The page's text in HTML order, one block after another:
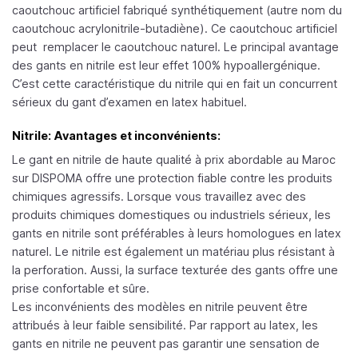
caoutchouc artificiel fabriqué synthétiquement (autre nom du
caoutchouc acrylonitrile-butadiène). Ce caoutchouc artificiel
peut remplacer le caoutchouc naturel. Le principal avantage
des gants en nitrile est leur effet 100% hypoallergénique.
C’est cette caractéristique du nitrile qui en fait un concurrent
sérieux du gant d’examen en latex habituel.
Nitrile: Avantages et inconvénients:
Le gant en nitrile de haute qualité à prix abordable au Maroc
sur DISPOMA offre une protection fiable contre les produits
chimiques agressifs. Lorsque vous travaillez avec des
produits chimiques domestiques ou industriels sérieux, les
gants en nitrile sont préférables à leurs homologues en latex
naturel. Le nitrile est également un matériau plus résistant à
la perforation. Aussi, la surface texturée des gants offre une
prise confortable et sûre.
Les inconvénients des modèles en nitrile peuvent être
attribués à leur faible sensibilité. Par rapport au latex, les
gants en nitrile ne peuvent pas garantir une sensation de